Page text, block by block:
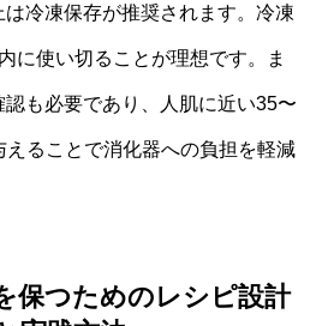
冷凍保存が推奨されます。冷凍
に使い切ることが理想です。ま
も必要であり、人肌に近い35〜
ることで消化器への負担を軽減
保つためのレシピ設計